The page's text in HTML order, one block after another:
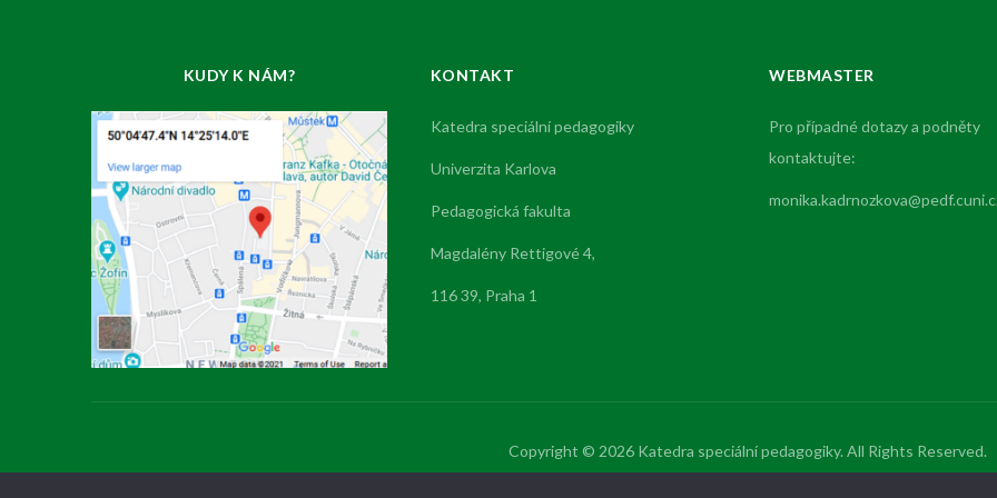
KUDY K NÁM? KONTAKT
Katedra speciální pedagogiky
Univerzita Karlova
Pedagogická fakulta
Magdalény Rettigové 4,
116 39, Praha 1
WEBMASTER
Pro případné dotazy a podněty
kontaktujte:
Copyright © 2026 Katedra speciální pedagogiky. All Rights Reserved.